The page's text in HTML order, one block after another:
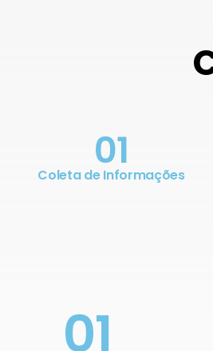
01
Coleta de Informações
01